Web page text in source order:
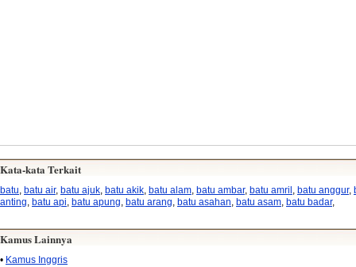
Kata-kata Terkait
batu batu air, batu ajuk batu akik batu alam batu ambar, batu amril batu anggur,
anting batu api batu apung batu arang batu asahan batu asam batu badar,
Kamus Lainnya
• Kamus Inggris